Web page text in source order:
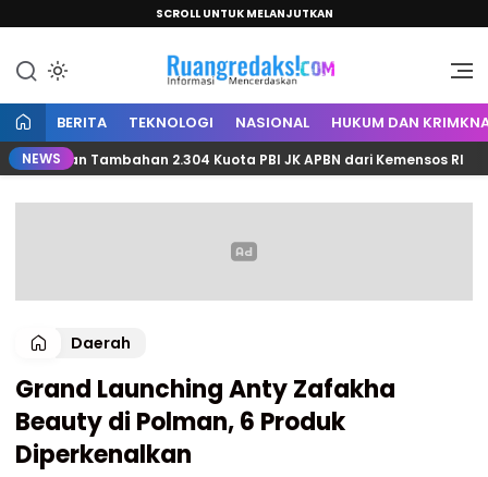
SCROLL UNTUK MELANJUTKAN
Ruang Redaksi
Informasi Mencerdaskan
BERITA TEKNOLOGI NASIONAL HUKUM DAN
NEWSTambahan 2.304 Kuota PBI JK APBN dari Kemensos RI
Daerah
Grand Launching Anty Zafakha
Beauty di Polman, 6 Produk
Diperkenalkan